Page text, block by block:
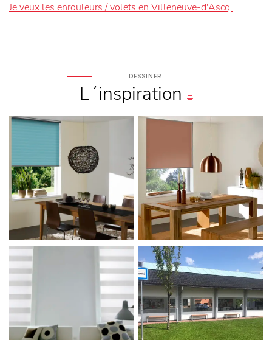
Je veux les enrouleurs / volets en Villeneuve-d'Ascq.
DESSINER
L´inspiration